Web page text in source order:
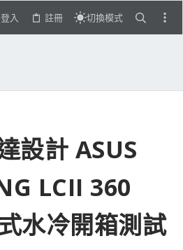
登入 註冊 切換模式
設計 ASUS
LCII 360
水冷開箱測試